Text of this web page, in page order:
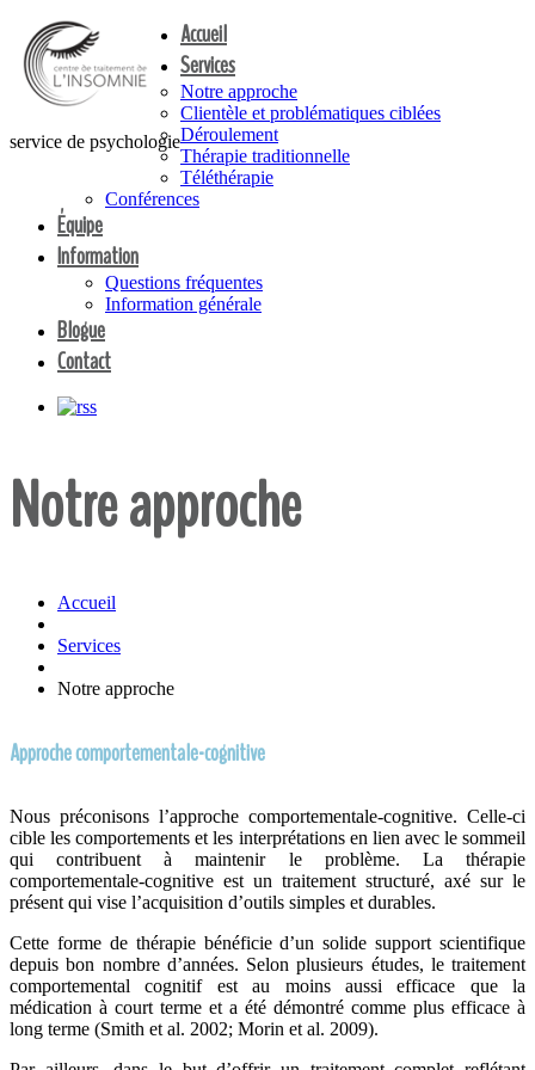
service de psychologie
Accueil
Services
Notre approche
Clientèle et problématiques ciblées
Déroulement
Thérapie traditionnelle
Téléthérapie
Conférences
Équipe
Information
Questions fréquentes
Information générale
Blogue
Contact
Notre approche
Accueil
Services
Notre approche
Approche comportementale-cognitive
Nous préconisons l’approche comportementale-cognitive. Celle-ci
cible les comportements et les interprétations en lien avec le sommeil
qui contribuent à maintenir le problème. La thérapie
comportementale-cognitive est un traitement structuré, axé sur le
présent qui vise l’acquisition d’outils simples et durables.
Cette forme de thérapie bénéficie d’un solide support scientifique
depuis bon nombre d’années. Selon plusieurs études, le traitement
comportemental cognitif est au moins aussi efficace que la
médication à court terme et a été démontré comme plus efficace à
long terme (Smith et al. 2002; Morin et al. 2009).